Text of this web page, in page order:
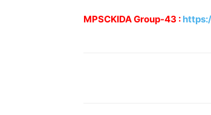
MPSCKIDA Group-43 :